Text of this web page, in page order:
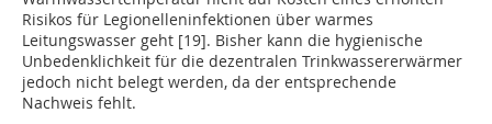
Risikos für Legionelleninfektionen über warmes
Leitungswasser geht [19]. Bisher kann die hygienische
Unbedenklichkeit für die dezentralen Trinkwassererwärmer
jedoch nicht belegt werden, da der entsprechende
Nachweis fehlt.